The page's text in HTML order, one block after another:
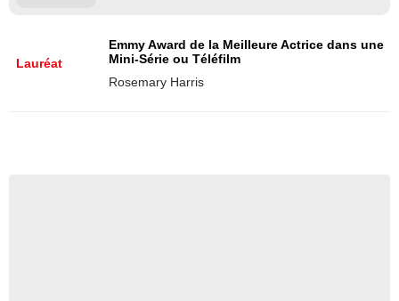
Lauréat
Emmy Award de la Meilleure Actrice dans une
Mini-Série ou Téléfilm
Rosemary Harris